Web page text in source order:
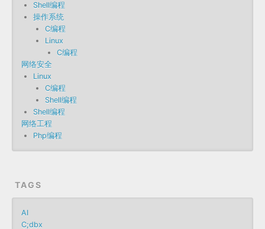
Shell编程
操作系统
C编程
Linux
C编程
网络安全
Linux
C编程
Shell编程
Shell编程
网络工程
Php编程
TAGS
AI
C;dbx